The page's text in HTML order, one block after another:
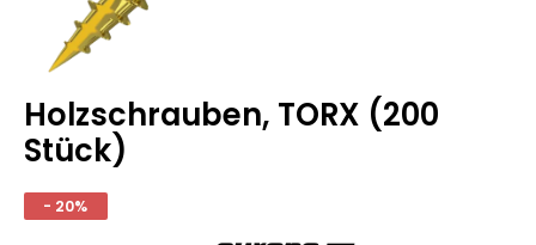
Holzschrauben, TORX (200
Stück)
- 20%